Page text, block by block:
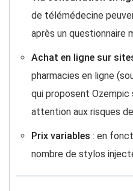
de télémédecine
après un questionnaire
Achat en ligne sur
pharmacies en ligne
qui proposent Ozempic
attention aux risques
Prix variables : en
nombre de stylos